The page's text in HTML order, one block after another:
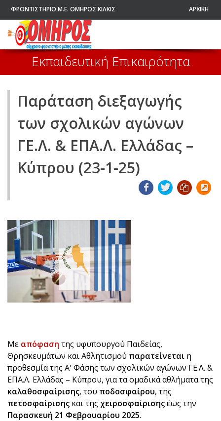
ΦΡΟΝΤΙΣΤΗΡΙΟ Μ.Ε. ΟΜΗΡΟΣ ΚΙΛΚΙΣ ΑΡΧΙΚΗ
Εκπαιδευτική Επικαιρότητα
Παράταση διεξαγωγής
των σχολικών αγώνων
ΓΕ.Λ. & ΕΠΑ.Λ. Ελλάδας –
Κύπρου (23-1-25)
Με απόφαση της υφυπουργού Παιδείας,
Θρησκευμάτων και Αθλητισμού παρατείνεται η
προθεσμία της Α' Φάσης των σχολικών αγώνων ΓΕ.Λ. &
ΕΠΑ.Λ. Ελλάδας – Κύπρου, για τα ομαδικά αθλήματα της
καλαθοσφαίρισης, του ποδοσφαίρου, της
πετοσφαίρισης και της χειροσφαίρισηςέως την
Παρασκευή 21 Φεβρουαρίου 2025.